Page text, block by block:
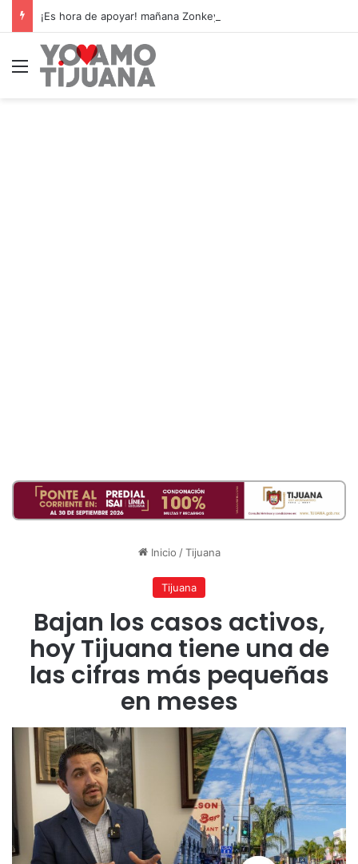
Menú
Inicio / Tijuana
Tijuana
Bajan los casos activos,
hoy Tijuana tiene una de
las cifras más pequeñas
en meses